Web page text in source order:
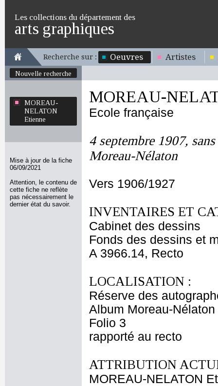
Les collections du département des
arts graphiques
Recherche sur : Oeuvres Artistes
Nouvelle recherche
MOREAU-
NELATON
Etienne
Mise à jour de la fiche
06/09/2021
Attention, le contenu de
cette fiche ne reflète
pas nécessairement le
dernier état du savoir.
MOREAU-
Ecole française
4 septembre 1907,
Moreau-Nélaton
Vers 1906/1927
INVENTAIRES ET
Cabinet des dessins
Fonds des dessins et
A 3966.14, Recto
LOCALISATION :
Réserve des
Album Moreau-
Folio 3
rapporté au recto
ATTRIBUTION
MOREAU-NELATON